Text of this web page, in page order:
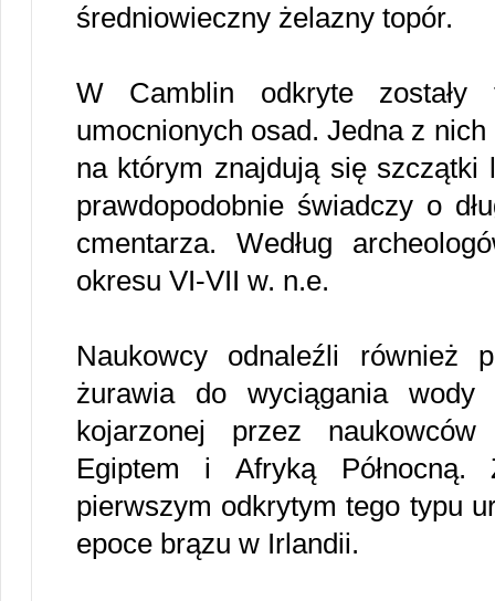
średniowieczny żelazny topór.
W Camblin odkryte zostały
umocnionych osad. Jedna z nich
na którym znajdują się
prawdopodobnie świadczy o
cmentarza. Według
okresu VI-VII w. n.e.
Naukowcy odnaleźli również
żurawia do wyciągania
kojarzonej przez
Egiptem i Afryką
pierwszym odkrytym tego typu
epoce brązu w Irlandii.